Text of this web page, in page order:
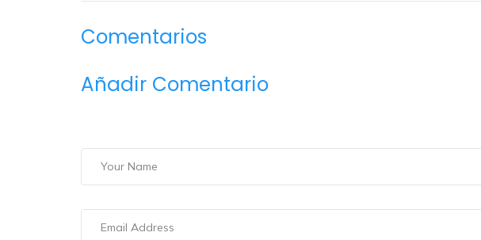
Comentarios
Añadir Comentario